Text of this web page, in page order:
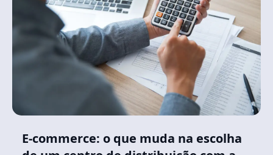
E-commerce: o que muda na escolha